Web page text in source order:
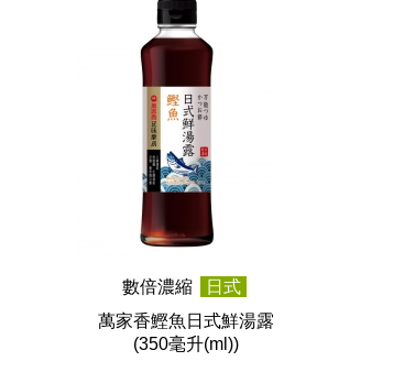
數倍濃縮
日式
萬家香鰹魚日式鮮湯露
(350毫升(ml))